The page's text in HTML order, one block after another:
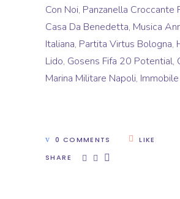
Con Noi, Panzanella Croccante
Casa Da Benedetta, Musica
Italiana, Partita Virtus Bologna,
Lido, Gosens Fifa 20 Potential,
Marina Militare Napoli,
0 COMMENTS
LIKE
SHARE